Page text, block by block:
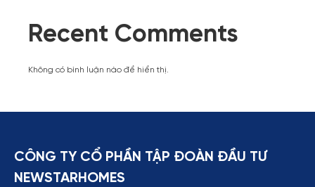
Recent Comments
Không có bình luận nào để hiển thị.
CÔNG TY CỔ PHẦN TẬP ĐOÀN ĐẦU TƯ
NEWSTARHOMES